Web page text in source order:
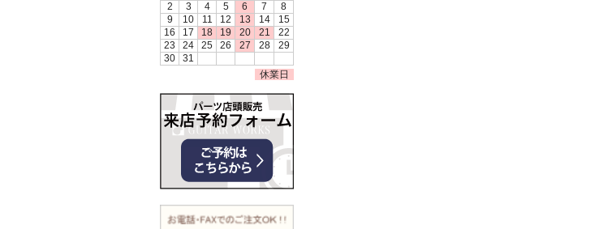
2
3 4 5 6 7
8
9
10 11 12 13 14
15
16
17 18 19 20 21
22
23
24 25 26 27 28
29
30
31
休業日